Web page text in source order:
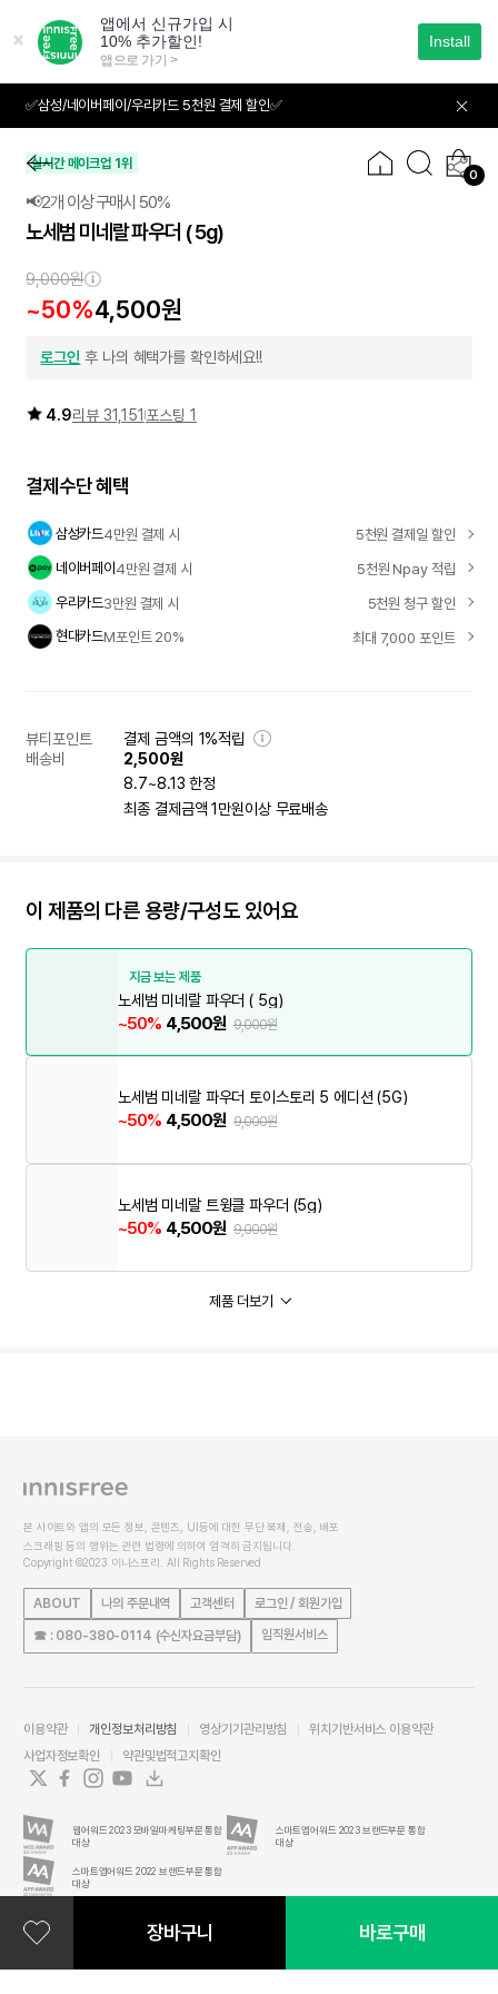
가
✅삼성/네이버페이/우리카드 5천원 결제 할인✅
0
01 04
실시간 메이크업 1위
📢2개 이상 구매시 50%
노세범 미네랄 파우더 ( 5g)
9,000원
~50%4,500원
로그인 후 나의 혜택가를 확인하세요!!
4.9리뷰 31,151 포스팅 1
결제수단 혜택
삼성카드4만원 결제 시
5천원 결제일 할인
네이버페이4만원 결제 시
5천원 Npay 적립
우리카드3만원 결제 시
5천원 청구 할인
현대카드M포인트 20% 최대 7,000 포인트
뷰티포인트
결제 금액의 1%적립
배송비
2,500원
8.7~8.13 한정
최종 결제금액 1만원이상 무료배송
이 제품의 다른 용량/구성도 있어요
지금 보는 제품
노세범 미네랄 파우더 ( 5g)
~50% 4,500원 9,000원
노세범 미네랄 파우더 토이스토리 5 에디션 (5G)
~50% 4,500원 9,000원
노세범 미네랄 트윙클 파우더 (5g)
~50% 4,500원 9,000원
제품 더보기
장바구니 바로구매
본 사이트와 앱의 모든 정보, 콘텐츠, UI등에 대한 무단 복제, 전송, 배포
스크래핑 등의 행위는 관련 법령에 의하여 엄격히 금지됩니다.
Copyright ©2023 이니스프리. All Rights Reserved
ABOUT 나의 주문내역 고객센터 로그인 / 회원가입
☎ : 080-380-0114 (수신자요금부담) 임직원서비스
이용약관 개인정보처리방침 영상기기관리방침
위치기반서비스 이용약관
사업자정보확인
약관및법적고지확인
웹어워드 2023 모바일마케팅부문 통합
대상
스마트앱어워드 2023 브랜드부문 통합
대상
스마트앱어워드 2022 브랜드부문 통합
대상